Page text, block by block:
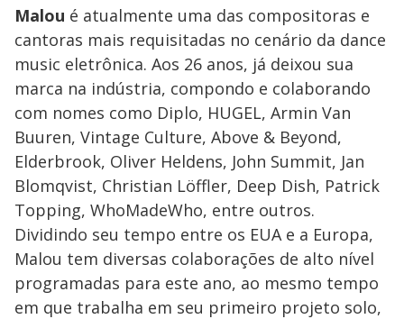
Malou é atualmente uma das compositoras e
cantoras mais requisitadas no cenário da dance
music eletrônica. Aos 26 anos, já deixou sua
marca na indústria, compondo e colaborando
com nomes como Diplo, HUGEL, Armin Van
Buuren, Vintage Culture, Above & Beyond,
Elderbrook, Oliver Heldens, John Summit, Jan
Blomqvist, Christian Löffler, Deep Dish, Patrick
Topping, WhoMadeWho, entre outros.
Dividindo seu tempo entre os EUA e a Europa,
Malou tem diversas colaborações de alto nível
programadas para este ano, ao mesmo tempo
em que trabalha em seu primeiro projeto solo,